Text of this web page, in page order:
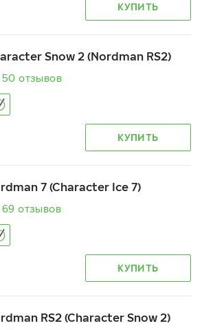
КУПИТЬ
Snow 2 (Nordman RS2)
50 отзывов
КУПИТЬ
7 (Character Ice 7)
69 отзывов
КУПИТЬ
RS2 (Character Snow 2)